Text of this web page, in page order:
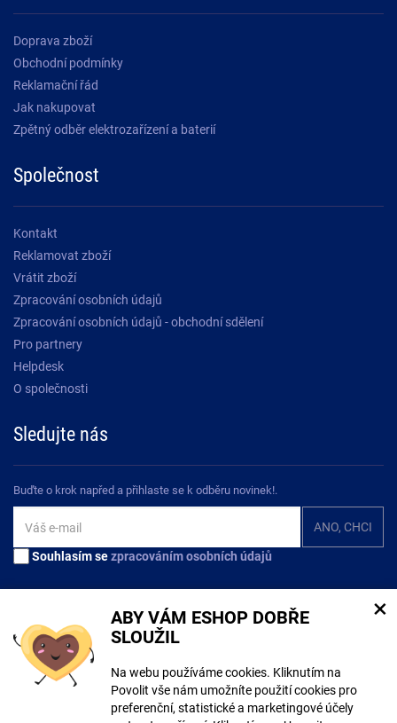
ABY VÁM ESHOP DOBŘE
SLOUŽIL
Na webu používáme cookies. Kliknutím na
Povolit vše nám umožníte použití cookies pro
preferenční, statistické a marketingové účely
×
Doprava zboží
Obchodní podmínky
Reklamační řád
Jak nakupovat
Zpětný odběr elektrozařízení a baterií
Společnost
Kontakt
Reklamovat zboží
Vrátit zboží
Zpracování osobních údajů
Zpracování osobních údajů - obchodní sdělení
Pro partnery
Helpdesk
O společnosti
Sledujte nás
Buďte o krok napřed a přihlaste se k odběru novinek!.
Souhlasím sezpracováním osobních údajů
Na tomto webu mohou být při tvorbě obsahu využívány nástroje umělé
inteligence. Více informacízde.
© Copyright ECLIPSERA s.r.o.